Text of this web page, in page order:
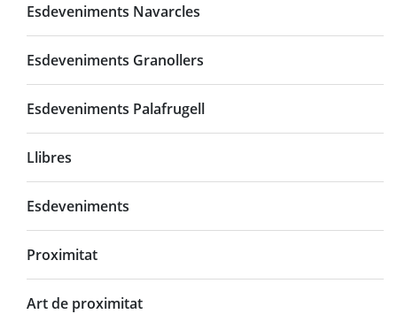
Esdeveniments Navarcles
Esdeveniments Granollers
Esdeveniments Palafrugell
Llibres
Esdeveniments
Proximitat
Art de proximitat